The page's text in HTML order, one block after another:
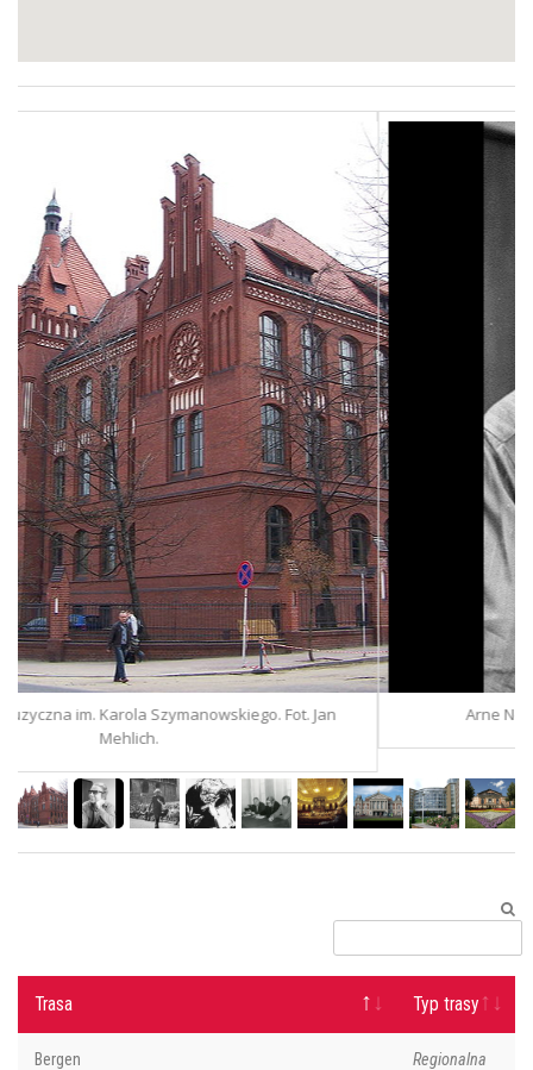
Fot. Jan Arne Nordheim. Centrum Arnego
Trasa Typ trasy
Bergen Regionalna